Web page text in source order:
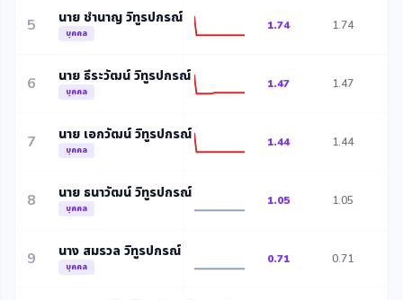
5 นาย ชำนาญ วิทูรปกรณ์
บุคคล
1.74 1.74
6 นาย ธีระวัฒน์ วิทูรปกรณ์
บุคคล
1.47 1.47
7 นาย เอกวัฒน์ วิทูรปกรณ์
บุคคล
1.44 1.44
8 นาย ธนาวัฒน์ วิทูรปกรณ์
บุคคล
1.05 1.05
9 นาง สมรวล วิทูรปกรณ์
บุคคล
0.71 0.71